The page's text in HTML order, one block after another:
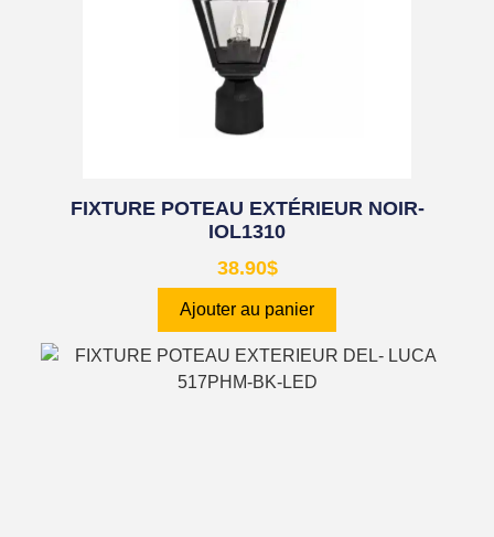
FIXTURE POTEAU EXTÉRIEUR NOIR-
IOL1310
38.90$
Ajouter au panier